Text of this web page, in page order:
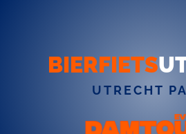
BIERFIETS
UTRECHT